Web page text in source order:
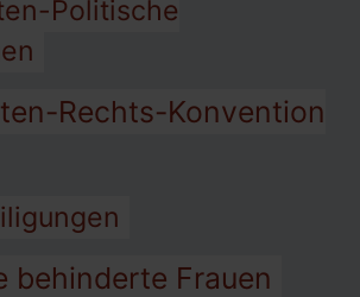
Politische
Rechts-Konvention
behinderte Frauen